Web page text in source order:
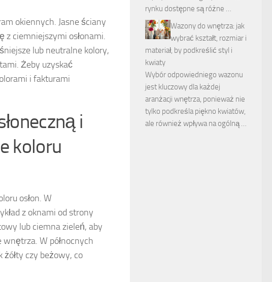
okiennych. Jasne ściany
z ciemniejszymi osłonami.
lub neutralne kolory,
Żeby uzyskać
i fakturami
i
koloru
osłon. W
z oknami od strony
lub ciemna zieleń, aby
W północnych
żółty czy beżowy, co
rynku dostępne są różne …
Wazony do wnętrza: jak
wybrać kształt, rozmiar i
materiał, by podkreślić styl i
kwiaty
Wybór odpowiedniego wazonu
jest kluczowy dla każdej
aranżacji wnętrza, ponieważ nie
tylko podkreśla piękno kwiatów,
ale również wpływa na ogólną …